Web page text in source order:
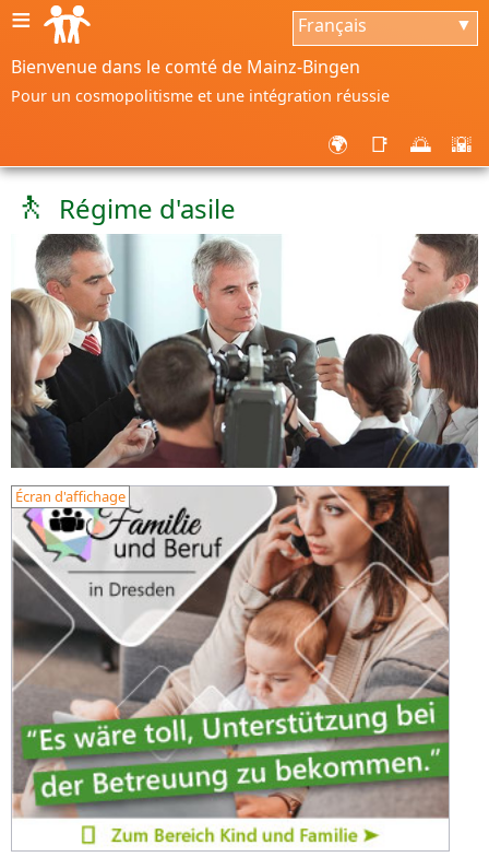
≡ Français ▼
Bienvenue dans le comté de Mainz-Bingen
Pour un cosmopolitisme et une intégration réussie
🌍 📑 🌅 🌇
🚶 Régime d'asile
Écran d'affichage